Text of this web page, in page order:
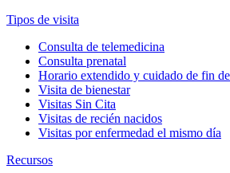
Tipos de visita
Consulta de telemedicina
Consulta prenatal
Horario extendido y cuidado de fin de
Visita de bienestar
Visitas Sin Cita
Visitas de recién nacidos
Visitas por enfermedad el mismo día
Recursos